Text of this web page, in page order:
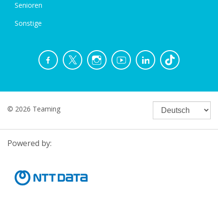
Senioren
Sonstige
© 2026 Teaming
Powered by: